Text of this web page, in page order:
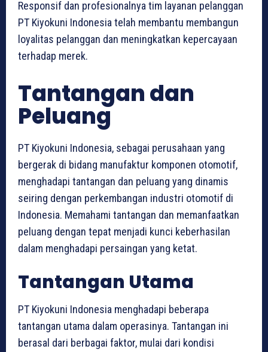
Responsif dan profesionalnya tim layanan pelanggan
PT Kiyokuni Indonesia telah membantu membangun
loyalitas pelanggan dan meningkatkan kepercayaan
terhadap merek.
Tantangan dan
Peluang
PT Kiyokuni Indonesia, sebagai perusahaan yang
bergerak di bidang manufaktur komponen otomotif,
menghadapi tantangan dan peluang yang dinamis
seiring dengan perkembangan industri otomotif di
Indonesia. Memahami tantangan dan memanfaatkan
peluang dengan tepat menjadi kunci keberhasilan
dalam menghadapi persaingan yang ketat.
Tantangan Utama
PT Kiyokuni Indonesia menghadapi beberapa
tantangan utama dalam operasinya. Tantangan ini
berasal dari berbagai faktor, mulai dari kondisi